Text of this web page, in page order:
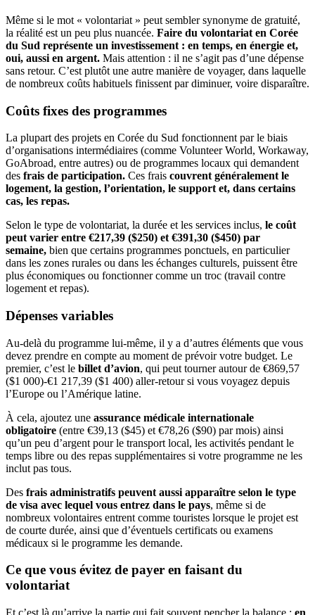
Même si le mot « volontariat » peut sembler synonyme de gratuité,
la réalité est un peu plus nuancée. Faire du volontariat en Corée
du Sud représente un investissement : en temps, en énergie et,
oui, aussi en argent. Mais attention : il ne s’agit pas d’une dépense
sans retour. C’est plutôt une autre manière de voyager, dans laquelle
de nombreux coûts habituels finissent par diminuer, voire disparaître.
Coûts fixes des programmes
La plupart des projets en Corée du Sud fonctionnent par le biais
d’organisations intermédiaires (comme Volunteer World, Workaway,
GoAbroad, entre autres) ou de programmes locaux qui demandent
des frais de participation. Ces frais couvrent généralement le
logement, la gestion, l’orientation, le support et, dans certains
cas, les repas.
Selon le type de volontariat, la durée et les services inclus, le coût
peut varier entre €217,39 ($250) et €391,30 ($450) par
semaine, bien que certains programmes ponctuels, en particulier
dans les zones rurales ou dans les échanges culturels, puissent être
plus économiques ou fonctionner comme un troc (travail contre
logement et repas).
Dépenses variables
Au-delà du programme lui-même, il y a d’autres éléments que vous
devez prendre en compte au moment de prévoir votre budget. Le
premier, c’est le billet d’avion, qui peut tourner autour de €869,57
($1 000)-€1 217,39 ($1 400) aller-retour si vous voyagez depuis
l’Europe ou l’Amérique latine.
À cela, ajoutez une assurance médicale internationale
obligatoire (entre €39,13 ($45) et €78,26 ($90) par mois) ainsi
qu’un peu d’argent pour le transport local, les activités pendant le
temps libre ou des repas supplémentaires si votre programme ne les
inclut pas tous.
Des frais administratifs peuvent aussi apparaître selon le type
de visa avec lequel vous entrez dans le pays, même si de
nombreux volontaires entrent comme touristes lorsque le projet est
de courte durée, ainsi que d’éventuels certificats ou examens
médicaux si le programme les demande.
Ce que vous évitez de payer en faisant du
volontariat